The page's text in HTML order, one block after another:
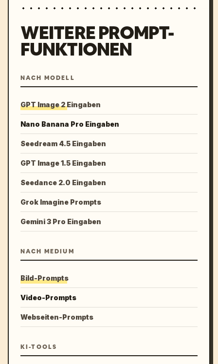
WEITERE PROMPT-
FUNKTIONEN
NACH MODELL
GPT Image 2 Eingaben
Nano Banana Pro Eingaben
Seedream 4.5 Eingaben
GPT Image 1.5 Eingaben
Seedance 2.0 Eingaben
Grok Imagine Prompts
Gemini 3 Pro Eingaben
NACH MEDIUM
Bild-Prompts
Video-Prompts
Webseiten-Prompts
KI-TOOLS